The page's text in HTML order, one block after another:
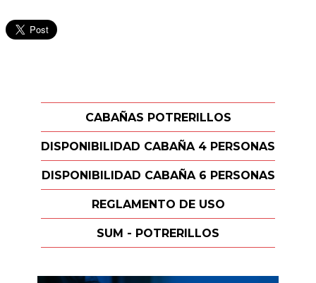
CABAÑAS POTRERILLOS
DISPONIBILIDAD CABAÑA 4 PERSONAS
DISPONIBILIDAD CABAÑA 6 PERSONAS
REGLAMENTO DE USO
SUM - POTRERILLOS